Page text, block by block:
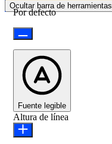
Ocultar barra de herramientas
Por defecto
Fuente legible
Altura de línea